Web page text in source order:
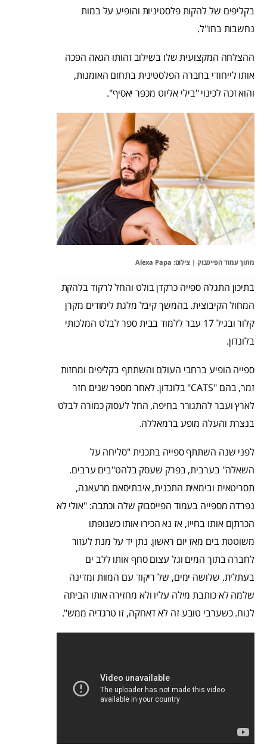
בקליפים של להקות פלסטיניות והופיע על במות
נחשבות בחו"ל.
ההצלחה המקצועית שלו בשילוב זהותו הגאה הפכה
אותו לייחודי בחברה הפלסטינית בתחום האומנות,
והוא זכה לכינוי "בילי אליוט מכפר יאסיף".
מתוךעמוד הפייסבוק | צילום: Alexa Papa
בתיכון התגלה ספייה כרקדן בולט והחל לרקוד בלהקת
המחול הקיבוצית. בהמשך קיבל מלגת לימודים מקרן
קלור ובגיל 17 עבר ללמוד בבית ספר לבלט המלכותי
בלונדון.
ספייה הופיע ברחבי העולם והשתתף בקליפים ומחזות
זמר, בהם "CATS" בלונדון. לאחר מספר שנים חזר
לארץ ועבר להתגורר בחיפה, החל לעסוק כמורה לבלט
בנצרת והעלה מופע ברמאללה.
לפני שנה השתתף ספייה בתכנית "סליחה על
השאלה" בערבית, בפרק שעסק בלהט"בים ערבים.
תסריטאית ובימאית התכנית, איבתיסאם מרעאנה,
נפרדה מספייה בעמוד הפייסבוק שלה וכתבה: "אולי לא
הכרתןם אותו בחייו, אז נא הכירו אותו כשגופתו
משוטטת בים מאז יום ראשון. נתן יד על מנת לעזור
לחברה בתוך המים וגל עצום סחף אותו ללב ים
בעתלית. שלושה ימים, של ריקוד עם המוות ומדינה
שלמה לא כותבת מילה עליו ולא מחזירה אותו הביתה
לנוח. כשערבי טובע זה לא דאחקה, זו טרגדיה ממש".